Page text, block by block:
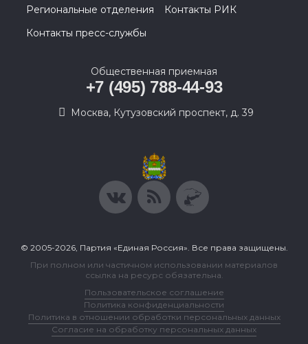
Региональные отделения
Контакты РИК
Контакты пресс-службы
Общественная приемная
+7 (495) 788-44-93
Москва, Кутузовский проспект, д. 39
© 2005-2026, Партия «Единая Россия». Все права защищены.
При полном или частичном использовании материалов
ссылка на ресурс обязательна.
Пользовательское соглашение
Политика конфиденциальности
Политика в отношении обработки персональных данных
Согласие на обработку персональных данных